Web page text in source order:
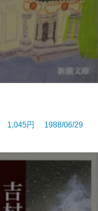
1,045円 1988/06/29